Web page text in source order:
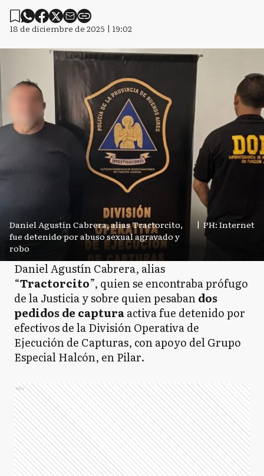
18 de diciembre de 2025 | 19:02
Daniel Agustín Cabrera, alias Tractorcito,
fue detenido por abuso sexual agravado y
robo
| PH: Internet
Daniel Agustín Cabrera, alias
“Tractorcito”, quien se encontraba prófugo
de la Justicia y sobre quien pesabandos
pedidos de capturaactiva fue detenido por
efectivos de la División Operativa de
Ejecución de Capturas, con apoyo del Grupo
Especial Halcón, en Pilar.
Ads